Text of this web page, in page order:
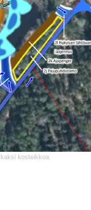
kosteikkoa.